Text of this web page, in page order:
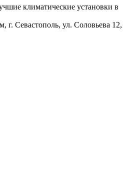
климатические установки в
г. Севастополь, ул. Соловьева 12,